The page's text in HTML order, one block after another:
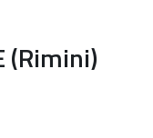
(Rimini)